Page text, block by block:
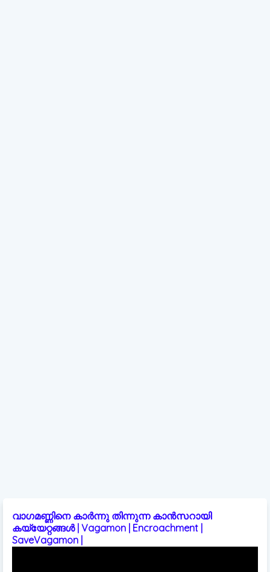
വാഗമണ്ണിനെ കാർന്നു തിന്നുന്ന കാൻസറായി
കയ്യേറ്റങ്ങൾ | Vagamon | Encroachment |
SaveVagamon |